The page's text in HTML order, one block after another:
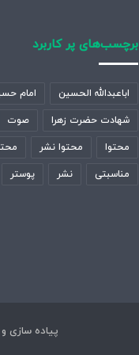
برچسب‌های پر کاربرد
اباعبدالله الحسین امام
شهادت حضرت زهرا صوت
محتوا محتوا نشر
مناسبتی نشر پوستر
پیاده سازی